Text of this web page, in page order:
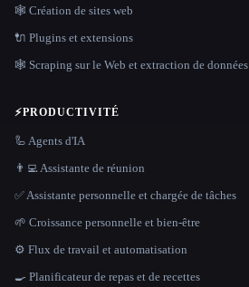
🕸 Création de sites web
🔌 Plugins et extensions
🕸️ Scraping sur le Web et extraction de données
⚡PRODUCTIVITÉ
🦾 Agents d'IA
👨‍💻 Assistante de réunion
✅ Assistante personnelle et chargée de tâches
🌱 Croissance personnelle et bien-être
⚙️ Flux de travail et automatisation
🍳 Planificateur de repas et de recettes